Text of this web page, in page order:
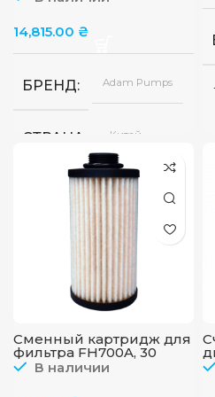
14,815.00 ₴
БРЕНД Adam Pumps
СТРАНА Китай
ПИТАНИЕ 220В
ПРОИЗВОДИТЕЛЬНОСТЬ
Сменный картридж для
фильтра FH700A, 30
микрон, Adam Pumps
В наличии